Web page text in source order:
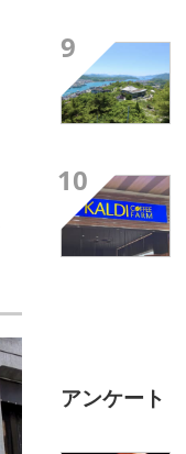
9
10
アンケート